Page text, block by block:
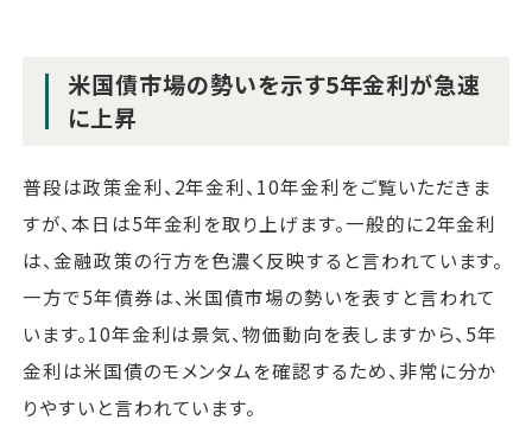
米国債市場の勢いを示す5年金利が急速
に上昇
普段は政策金利、2年金利、10年金利をご覧いただきま
すが、本日は5年金利を取り上げます。一般的に2年金利
は、金融政策の行方を色濃く反映すると言われています。
一方で5年債券は、米国債市場の勢いを表すと言われて
います。10年金利は景気、物価動向を表しますから、5年
金利は米国債のモメンタムを確認するため、非常に分か
りやすいと言われています。